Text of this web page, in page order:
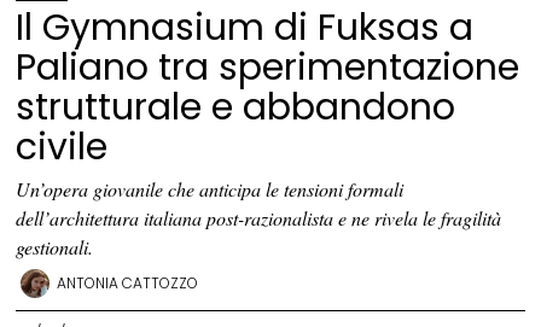
Il Gymnasium di Fuksas a
Paliano tra sperimentazione
strutturale e abbandono
civile
Un’opera giovanile che anticipa le tensioni formali
dell’architettura italiana post-razionalista e ne rivela le fragilità
gestionali.
ANTONIA CATTOZZO